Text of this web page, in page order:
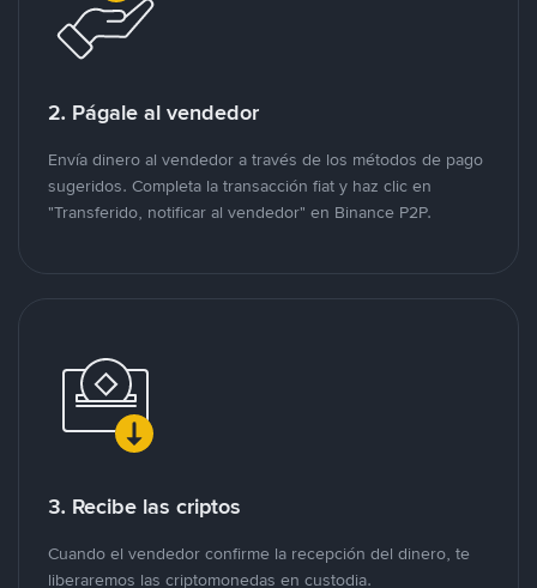
2. Págale al vendedor
Envía dinero al vendedor a través de los métodos de pago
sugeridos. Completa la transacción fiat y haz clic en
"Transferido, notificar al vendedor" en Binance P2P.
3. Recibe las criptos
Cuando el vendedor confirme la recepción del dinero, te
liberaremos las criptomonedas en custodia.